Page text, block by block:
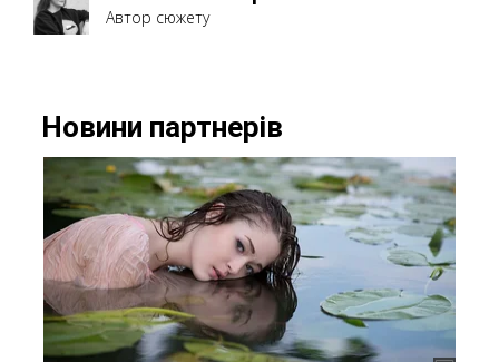
Автор сюжету